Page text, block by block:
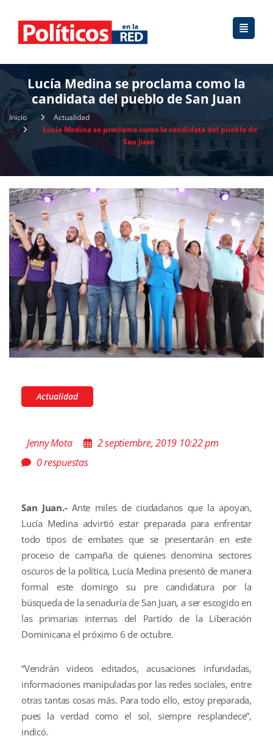
Lucía Medina se proclama como la
candidata del pueblo de San Juan
Inicio
Actualidad
Lucía Medina se proclama como la candidata del pueblo de
San Juan
Actualidad
Jenny Mota
2 septiembre, 2019 10:22 pm
0 respuestas
San Juan.-Ante miles de ciudadanos que la apoyan,
Lucía Medina advirtió estar preparada para enfrentar
todo tipos de embates que se presentarán en este
proceso de campaña de quienes denomina sectores
oscuros de la política, Lucía Medina presentó de manera
formal este domingo su pre candidatura por la
búsqueda de la senaduría de San Juan, a ser escogido en
las primarias internas del Partido de la Liberación
Dominicana el próximo 6 de octubre.
“Vendrán videos editados, acusaciones infundadas,
informaciones manipuladas por las redes sociales, entre
otras tantas cosas más. Para todo ello, estoy preparada,
pues la verdad como el sol, siempre resplandece”,
indicó.